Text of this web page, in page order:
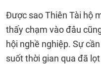
Được sao Thiên Tài hộ
thấy chạm vào đâu
hội nghề nghiệp. Sự
suốt thời gian qua đã